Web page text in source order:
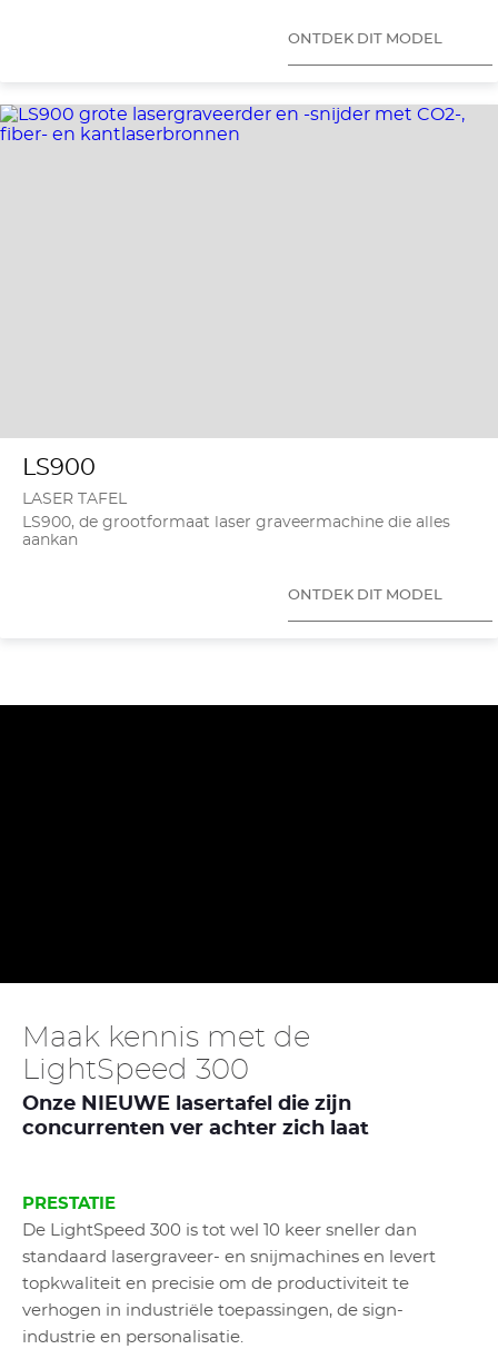
ONTDEK DIT MODEL
LS900
LASER TAFEL
LS900, de grootformaat laser graveermachine die alles
aankan
ONTDEK DIT MODEL
Maak kennis met de
LightSpeed 300
Onze NIEUWE lasertafel die zijn
concurrenten ver achter zich laat
PRESTATIE
De LightSpeed 300 is tot wel 10 keer sneller dan
standaard lasergraveer- en snijmachines en levert
topkwaliteit en precisie om de productiviteit te
verhogen in industriële toepassingen, de sign-
industrie en personalisatie.